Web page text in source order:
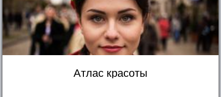
Атлас красоты